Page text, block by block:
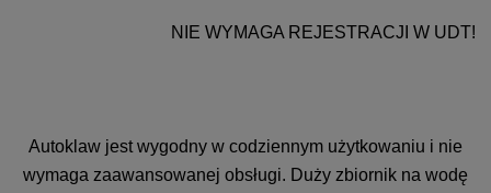
NIE WYMAGA REJESTRACJI W UDT!
Autoklaw jest wygodny w codziennym użytkowaniu i nie
wymaga zaawansowanej obsługi. Duży zbiornik na wodę